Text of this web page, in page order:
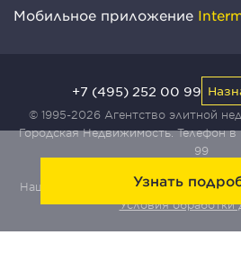
Узнать
Мобильное приложение
© 1995-2026 Агентство элитной
Городская Недвижимость. Телефон
99
Наш сайт защищен с помощью
Условия обработки
+7 (495) 252 00 99